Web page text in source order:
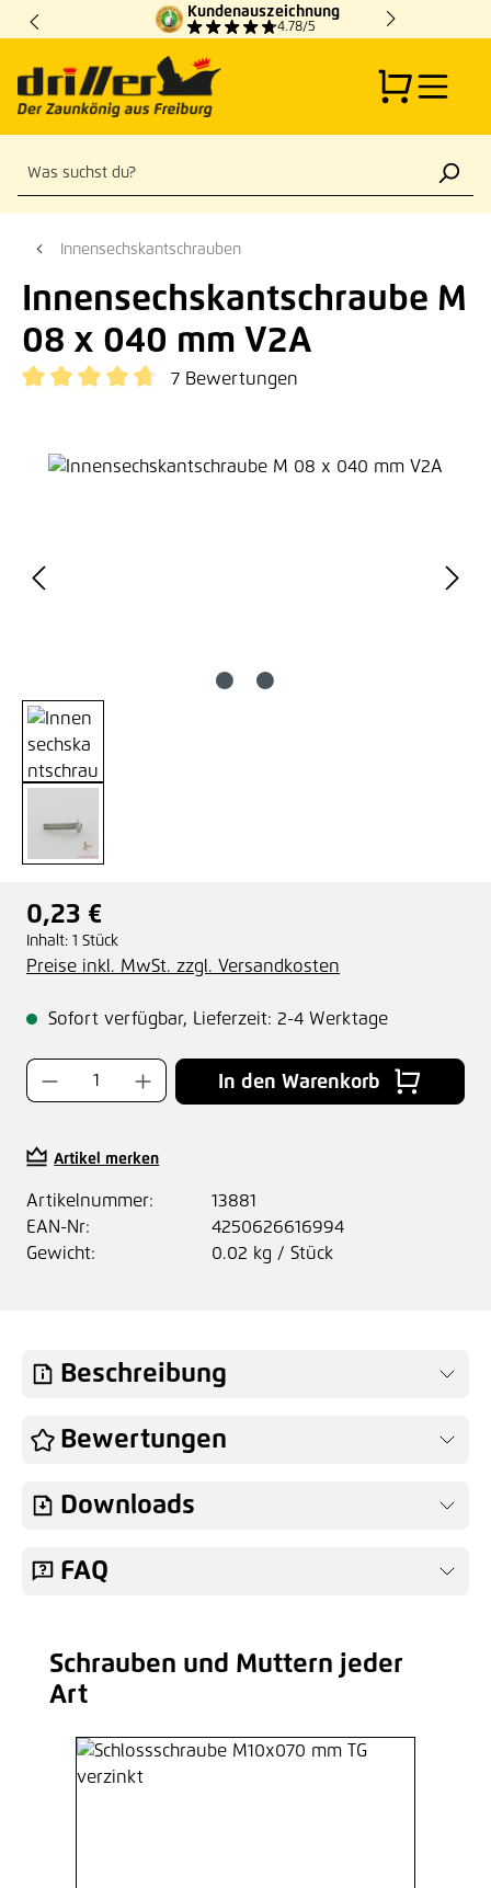
Zum Hauptinhalt springen
Kundenauszeichnung
4.78/5
Innensechskantschrauben
Innensechskantschraube M
08 x 040 mm V2A
7 Bewertungen
Bildergalerie überspringen
Regulärer Preis:
0,23 €
Inhalt: 1 Stück
Preise inkl. MwSt. zzgl. Versandkosten
Sofort verfügbar, Lieferzeit: 2-4 Werktage
Produkt Anzahl: Gib den gewünschten
In den Warenkorb
Artikel merken
Artikelnummer:
13881
EAN-Nr:
4250626616994
Gewicht:
0.02 kg / Stück
Beschreibung
Bewertungen
Downloads
FAQ
Produktgalerie überspringen
Schrauben und Muttern jeder
Art